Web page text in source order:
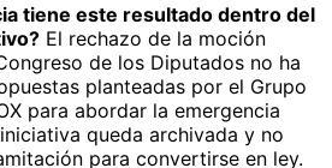
tiene este resultado dentro del
El rechazo de la moción
de los Diputados no ha
planteadas por el Grupo
para abordar la emergencia
queda archivada y no
para convertirse en ley.